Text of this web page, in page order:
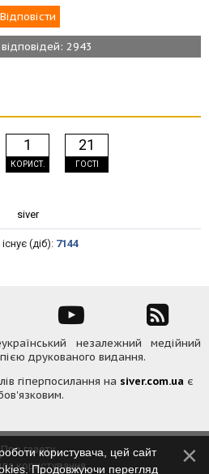
2943
1
КОРИСТ.
21
ГОСТІ
siver
(діб): 7144
незалежний медійний
друкованого видання.
гіперпосилання на siver.com.ua є
Про газету
користування
користувача, цей сайт
Продовжуючи перегляд